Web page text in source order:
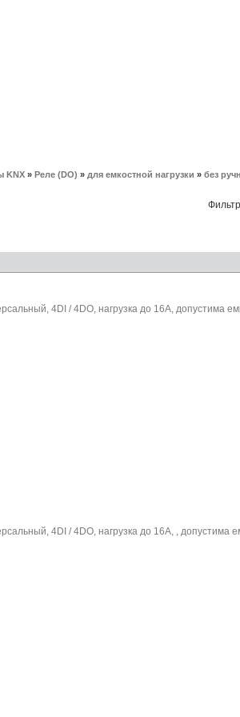
KNX » Реле (DO) » для емкостной нагрузки » без
4DI / 4DO, нагрузка до 16А, допустима
4DI / 4DO, нагрузка до 16А, , допустима